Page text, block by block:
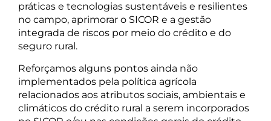
práticas e tecnologias sustentáveis e resilientes
no campo, aprimorar o SICOR e a gestão
integrada de riscos por meio do crédito e do
seguro rural.
Reforçamos alguns pontos ainda não
implementados pela política agrícola
relacionados aos atributos sociais, ambientais e
climáticos do crédito rural a serem incorporados